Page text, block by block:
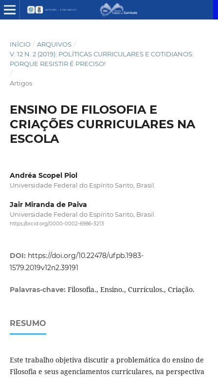
INÍCIO / ARQUIVOS /
V. 12 N. 2 (2019): POLÍTICAS CURRICULARES E COTIDIANOS:
PORQUE RESISTIR É PRECISO!
/
Artigos
ENSINO DE FILOSOFIA E
CRIAÇÕES CURRICULARES NA
ESCOLA
Andréa Scopel Piol
Universidade Federal do Espírito Santo, Brasil.
Jair Miranda de Paiva
Universidade Federal do Espírito Santo, Brasil.
https://orcid.org/0000-0002-6986-3213
DOI: https://doi.org/10.22478/ufpb.1983-
1579.2019v12n2.39191
Palavras-chave: Filosofia., Ensino., Currículos., Criação.
RESUMO
Este trabalho objetiva discutir a problemática do ensino de
Filosofia e seus agenciamentos curriculares, na perspectiva